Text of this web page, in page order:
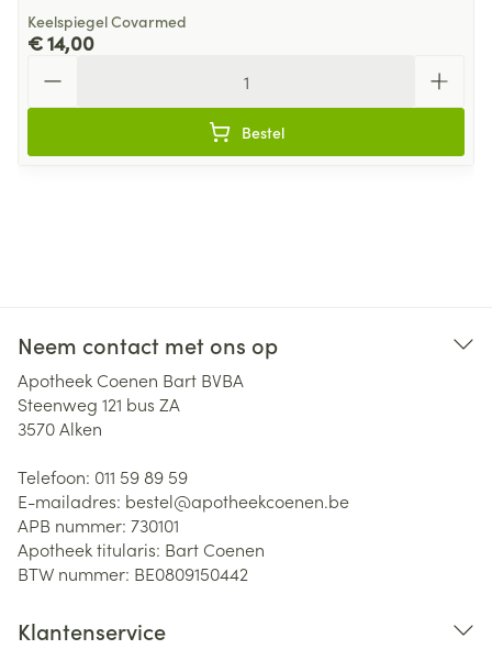
Keelspiegel Covarmed
€ 14,00
Bestel
Neem contact met ons op
Apotheek Coenen Bart BVBA
Steenweg 121 bus ZA
3570Alken
Telefoon: 011 59 89 59
E-mailadres: bestel@apotheekcoenen.be
APB nummer: 730101
Apotheek titularis: Bart Coenen
BTW nummer: BE0809150442
Klantenservice